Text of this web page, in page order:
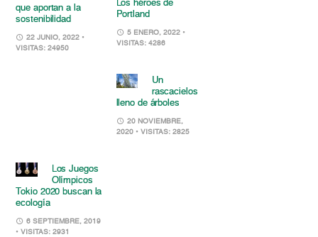
que aportan a la
sostenibilidad
22 JUNIO, 2022 •
VISITAS: 24950
Los héroes de
Portland
5 ENERO, 2022 •
VISITAS: 4286
Un
rascacielos
lleno de árboles
20 NOVIEMBRE,
2020 • VISITAS: 2825
Los Juegos
Olímpicos
Tokio 2020 buscan la
ecología
6 SEPTIEMBRE, 2019
• VISITAS: 2931